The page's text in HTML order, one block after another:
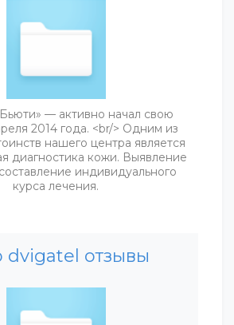
— активно начал свою
2014 года. <br/> Одним из
нашего центра является
диагностика кожи. Выявление
индивидуального
курса лечения.
dvigatel отзывы